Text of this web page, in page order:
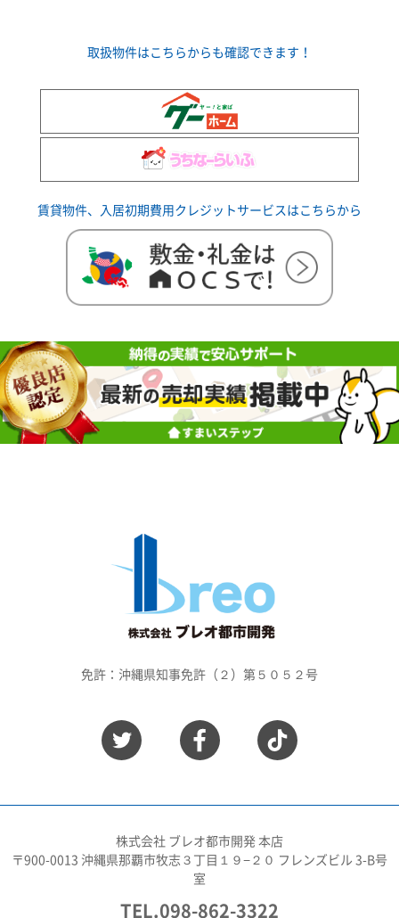
取扱物件はこちらからも確認できます！
賃貸物件、入居初期費用クレジットサービスはこちらから
免許：沖縄県知事免許（２）第５０５２号
株式会社 ブレオ都市開発 本店
〒900-0013 沖縄県那覇市牧志３丁目１９−２０ フレンズビル 3-B号
室
TEL.098-862-3322